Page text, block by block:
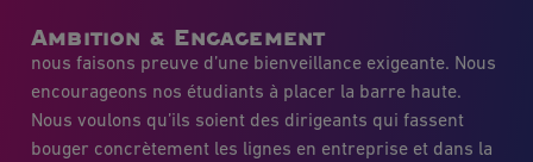
Ambition & Engagement
nous faisons preuve d’une bienveillance exigeante. Nous
encourageons nos étudiants à placer la barre haute.
Nous voulons qu’ils soient des dirigeants qui fassent
bouger concrètement les lignes en entreprise et dans la